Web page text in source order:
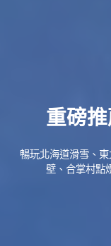
重磅
暢玩北海道滑雪、
壁、合掌村點